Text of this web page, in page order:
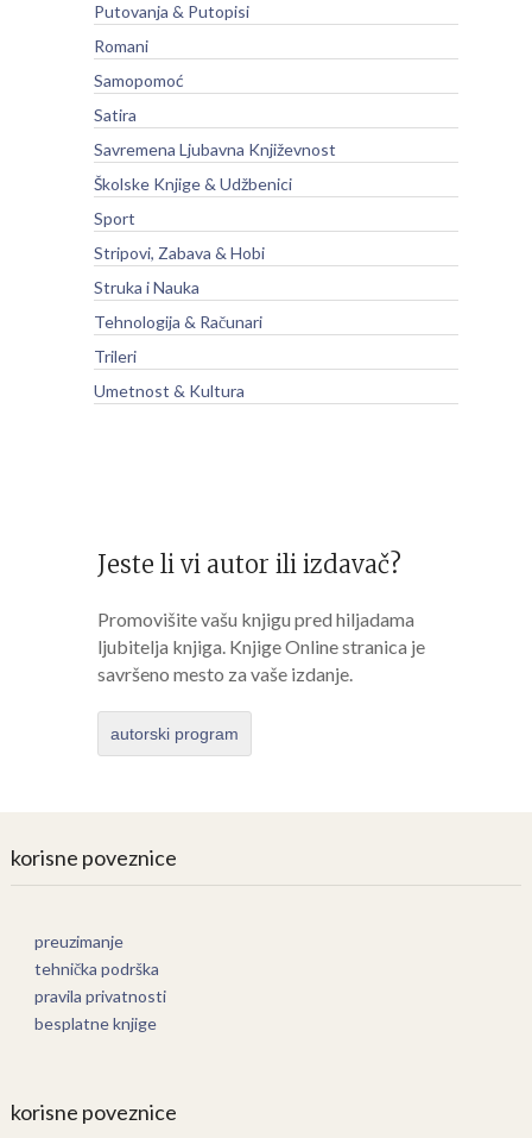
Putovanja & Putopisi
Romani
Samopomoć
Satira
Savremena Ljubavna Književnost
Školske Knjige & Udžbenici
Sport
Stripovi, Zabava & Hobi
Struka i Nauka
Tehnologija & Računari
Trileri
Umetnost & Kultura
Jeste li vi autor ili izdavač?
Promovišite vašu knjigu pred hiljadama
ljubitelja knjiga. Knjige Online stranica je
savršeno mesto za vaše izdanje.
autorski program
korisne poveznice
preuzimanje
tehnička podrška
pravila privatnosti
besplatne knjige
korisne poveznice